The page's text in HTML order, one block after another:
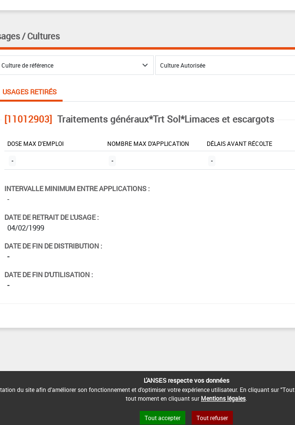
/ Cultures
USAGES RETIRÉS
[11012903] Traitements généraux*Trt Sol*Limaces et escargots
DOSE MAX D'EMPLOI NOMBRE MAX D'APPLICATION DÉLAIS AVANT RÉCOLTE
- - -
INTERVALLE MINIMUM ENTRE APPLICATIONS :
-
DATE DE RETRAIT DE L'USAGE :
04/02/1999
DATE DE FIN DE DISTRIBUTION :
-
DATE DE FIN D'UTILISATION :
-
du produit : v 2.0
L'ANSES respecte vos données
du site afin d'améliorer son fonctionnement et d'optimiser votre expérience utilisateur. En cliquant sur
tout moment en cliquant sur Mentions légales
Tout accepter Tout refuser